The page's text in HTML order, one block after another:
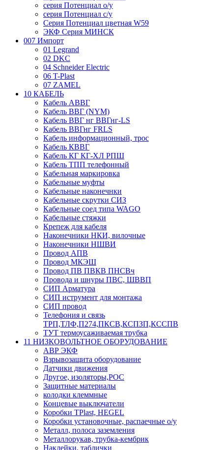
серия Потенциал о/у
серия Потенциал с/у
Серия Потенциал цветная W59
ЭКФ Серия МИНСК
007 Импорт
01 Legrand
02 DKC
04 Schneider Electric
06 T-Plast
07 ZAMEL
10 КАБЕЛЬ
Кабель АВВГ
Кабель ВВГ (NYM)
Кабель ВВГ нг ВВГнг-LS
Кабель ВВГнг FRLS
Кабель информационный, трос
Кабель КВВГ
Кабель КГ КГ-ХЛ РПШ
Кабель ТПП телефонный
Кабельная маркировка
Кабельные муфты
Кабельные наконечнки
Кабельные скрутки СИЗ
Кабельные соед типа WAGO
Кабельные стяжки
Крепеж для кабеля
Наконечники НКИ, вилочные
Наконечники НШВИ
Провод АПВ
Провод МКЭШ
Провод ПВ ПВКВ ПНСВч
Провода и шнуры ПВС, ШВВП
СИП Арматура
СИП иструмент для монтажа
СИП провод
Телефония и связь
ТРП,ТЛФ,П274,ПКСВ,КСПЗП,КССПВ
ТУТ термоусаживаемая трубка
11 НИЗКОВОЛЬТНОЕ ОБОРУДОВАНИЕ
АВР ЭКФ
Взрывозащита оборудование
Датчики движения
Другое, изоляторы,РОС
Защитные материалы
колодки клеммные
Концевые выключатели
Коробки TPlast, HEGEL
Коробки установочные, распаечные о/у
Металл, полоса заземления
Металлорукав, трубка-кембрик
Наклейки, таблички